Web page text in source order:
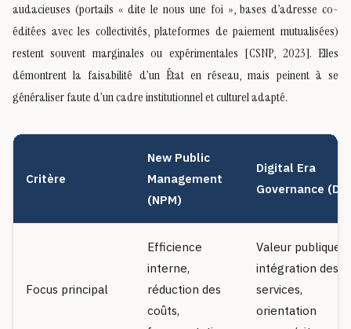
audacieuses (portails « dite le nous une foi », bases d’adresse co-
éditées avec les collectivités, plateformes de paiement mutualisées)
restent souvent marginales ou expérimentales [CSNP, 2023]. Elles
démontrent la faisabilité d’un État en réseau, mais peinent à se
généraliser faute d’un cadre institutionnel et culturel adapté.
Critère
New Public
Management
(NPM)
Digital Era
Governance
Focus principal
Efficience
interne,
réduction des
coûts,
Valeur publique,
intégration des
services,
orientation